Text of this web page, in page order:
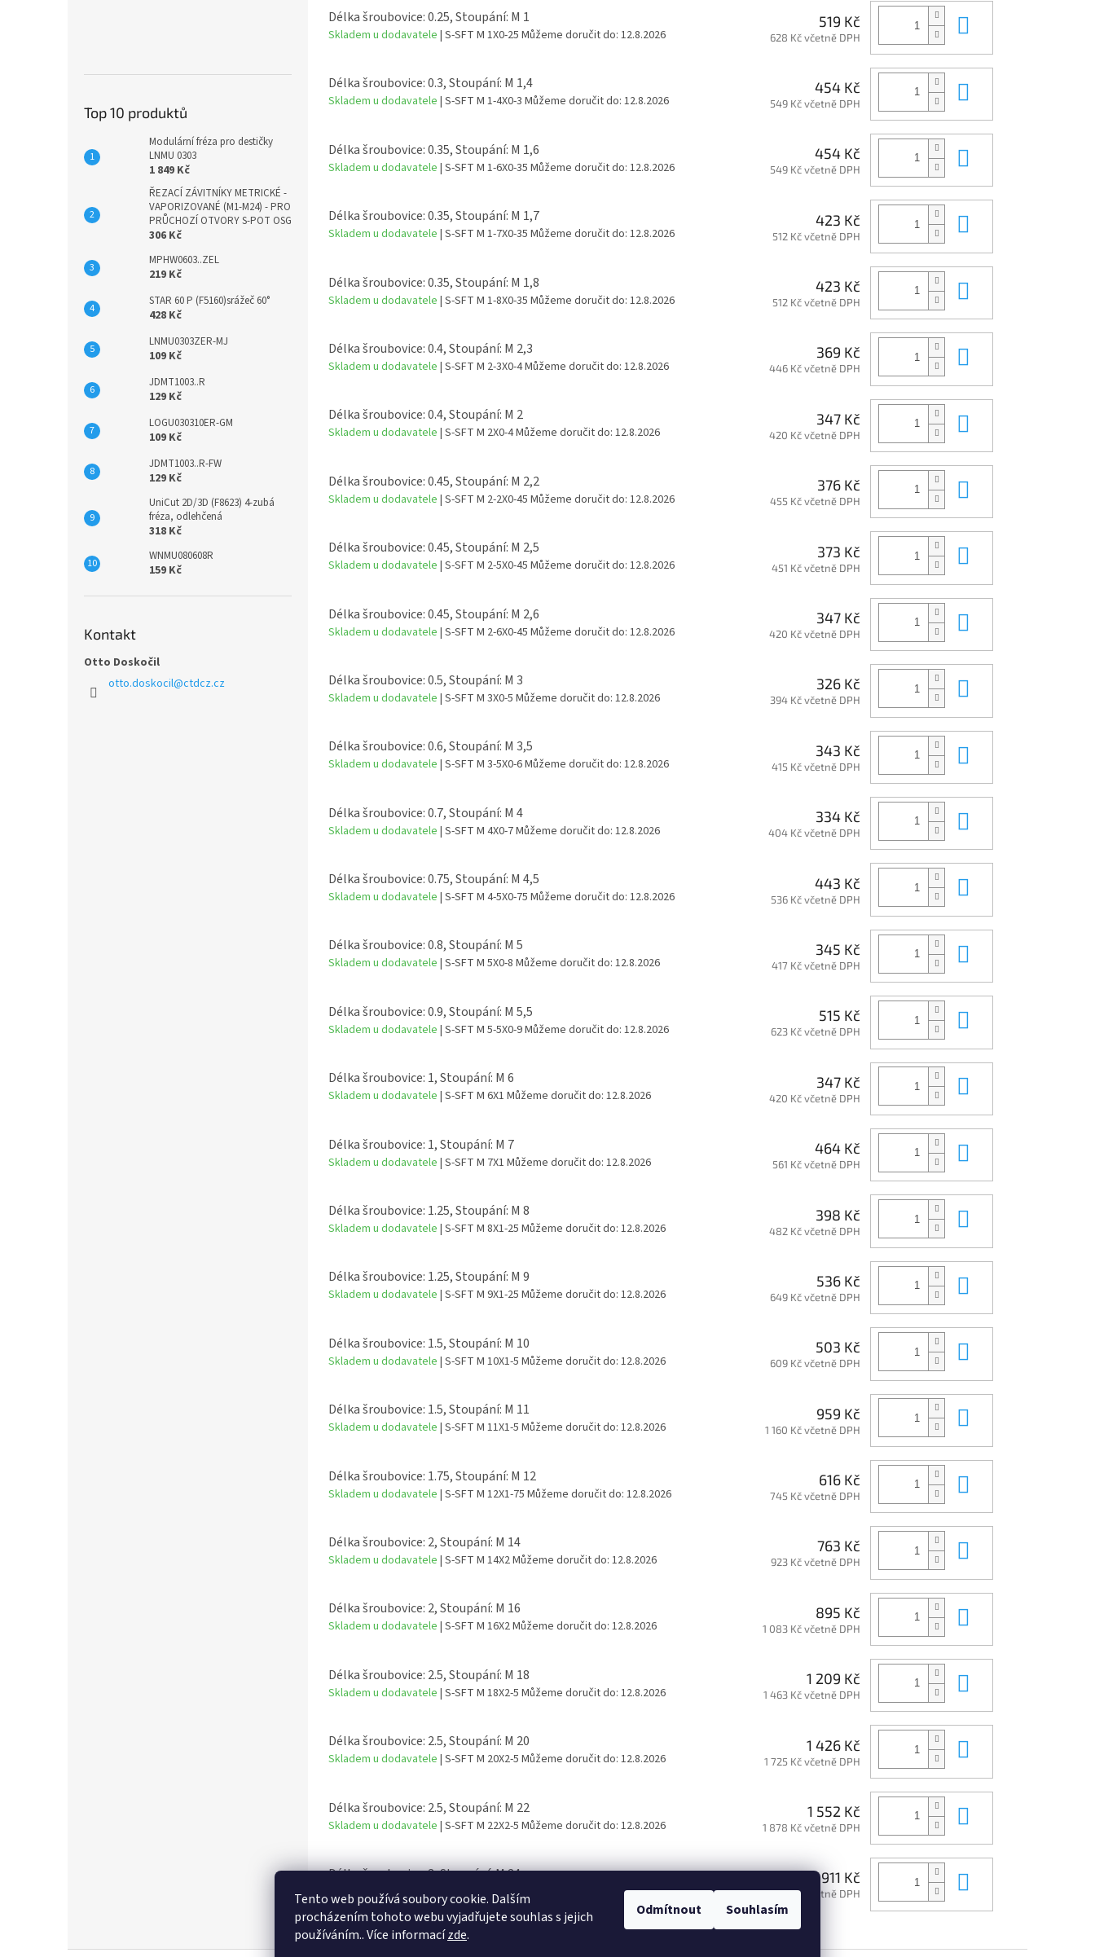
Tento web používá soubory cookie. Dalším
procházením tohoto webu vyjadřujete souhlas s jejich
používáním.. Více informacízde.
Odmítnout Souhlasím
Top 10 produktů
Modulární fréza pro destičky
LNMU 0303
1 849 Kč
ŘEZACÍ ZÁVITNÍKY METRICKÉ -
VAPORIZOVANÉ (M1-M24) - PRO
PRŮCHOZÍ OTVORY S-POT OSG
306 Kč
MPHW0603..ZEL
219 Kč
STAR 60 P (F5160)srážeč 60°
428 Kč
LNMU0303ZER-MJ
109 Kč
JDMT1003..R
129 Kč
LOGU030310ER-GM
109 Kč
JDMT1003..R-FW
129 Kč
UniCut 2D/3D (F8623) 4-zubá
fréza, odlehčená
318 Kč
WNMU080608R
159 Kč
Kontakt
Otto Doskočil
otto.doskocil@ctdcz.cz
Délka šroubovice: 0.25, Stoupání: M 1
Skladem u dodavatele | S-SFT M 1X0-25 Můžeme doručit do: 12.8.2026
519 Kč
628 Kč včetně DPH
Délka šroubovice: 0.3, Stoupání: M 1,4
Skladem u dodavatele | S-SFT M 1-4X0-3 Můžeme doručit do: 12.8.2026
454 Kč
549 Kč včetně DPH
Délka šroubovice: 0.35, Stoupání: M 1,6
Skladem u dodavatele | S-SFT M 1-6X0-35 Můžeme doručit do: 12.8.2026
454 Kč
549 Kč včetně DPH
Délka šroubovice: 0.35, Stoupání: M 1,7
Skladem u dodavatele | S-SFT M 1-7X0-35 Můžeme doručit do: 12.8.2026
423 Kč
512 Kč včetně DPH
Délka šroubovice: 0.35, Stoupání: M 1,8
Skladem u dodavatele | S-SFT M 1-8X0-35 Můžeme doručit do: 12.8.2026
423 Kč
512 Kč včetně DPH
Délka šroubovice: 0.4, Stoupání: M 2,3
Skladem u dodavatele | S-SFT M 2-3X0-4Můžeme doručit do: 12.8.2026
369 Kč
446 Kč včetně DPH
Délka šroubovice: 0.4, Stoupání: M 2
Skladem u dodavatele | S-SFT M 2X0-4Můžeme doručit do: 12.8.2026
347 Kč
420 Kč včetně DPH
Délka šroubovice: 0.45, Stoupání: M 2,2
Skladem u dodavatele | S-SFT M 2-2X0-45 Můžeme doručit do: 12.8.2026
376 Kč
455 Kč včetně DPH
Délka šroubovice: 0.45, Stoupání: M 2,5
Skladem u dodavatele | S-SFT M 2-5X0-45 Můžeme doručit do: 12.8.2026
373 Kč
451 Kč včetně DPH
Délka šroubovice: 0.45, Stoupání: M 2,6
Skladem u dodavatele | S-SFT M 2-6X0-45 Můžeme doručit do: 12.8.2026
347 Kč
420 Kč včetně DPH
Délka šroubovice: 0.5, Stoupání: M 3
Skladem u dodavatele | S-SFT M 3X0-5 Můžeme doručit do: 12.8.2026
326 Kč
394 Kč včetně DPH
Délka šroubovice: 0.6, Stoupání: M 3,5
Skladem u dodavatele | S-SFT M 3-5X0-6Můžeme doručit do: 12.8.2026
343 Kč
415 Kč včetně DPH
Délka šroubovice: 0.7, Stoupání: M 4
Skladem u dodavatele | S-SFT M 4X0-7Můžeme doručit do: 12.8.2026
334 Kč
404 Kč včetně DPH
Délka šroubovice: 0.75, Stoupání: M 4,5
Skladem u dodavatele | S-SFT M 4-5X0-75 Můžeme doručit do: 12.8.2026
443 Kč
536 Kč včetně DPH
Délka šroubovice: 0.8, Stoupání: M 5
Skladem u dodavatele | S-SFT M 5X0-8 Můžeme doručit do: 12.8.2026
345 Kč
417 Kč včetně DPH
Délka šroubovice: 0.9, Stoupání: M 5,5
Skladem u dodavatele | S-SFT M 5-5X0-9Můžeme doručit do: 12.8.2026
515 Kč
623 Kč včetně DPH
Délka šroubovice: 1, Stoupání: M 6
Skladem u dodavatele | S-SFT M 6X1 Můžeme doručit do: 12.8.2026
347 Kč
420 Kč včetně DPH
Délka šroubovice: 1, Stoupání: M 7
Skladem u dodavatele | S-SFT M 7X1 Můžeme doručit do: 12.8.2026
464 Kč
561 Kč včetně DPH
Délka šroubovice: 1.25, Stoupání: M 8
Skladem u dodavatele | S-SFT M 8X1-25 Můžeme doručit do: 12.8.2026
398 Kč
482 Kč včetně DPH
Délka šroubovice: 1.25, Stoupání: M 9
Skladem u dodavatele | S-SFT M 9X1-25 Můžeme doručit do: 12.8.2026
536 Kč
649 Kč včetně DPH
Délka šroubovice: 1.5, Stoupání: M 10
Skladem u dodavatele | S-SFT M 10X1-5 Můžeme doručit do: 12.8.2026
503 Kč
609 Kč včetně DPH
Délka šroubovice: 1.5, Stoupání: M 11
Skladem u dodavatele | S-SFT M 11X1-5 Můžeme doručit do: 12.8.2026
959 Kč
1 160 Kč včetně DPH
Délka šroubovice: 1.75, Stoupání: M 12
Skladem u dodavatele | S-SFT M 12X1-75 Můžeme doručit do: 12.8.2026
616 Kč
745 Kč včetně DPH
Délka šroubovice: 2, Stoupání: M 14
Skladem u dodavatele | S-SFT M 14X2Můžeme doručit do: 12.8.2026
763 Kč
923 Kč včetně DPH
Délka šroubovice: 2, Stoupání: M 16
Skladem u dodavatele | S-SFT M 16X2Můžeme doručit do: 12.8.2026
895 Kč
1 083 Kč včetně DPH
Délka šroubovice: 2.5, Stoupání: M 18
Skladem u dodavatele | S-SFT M 18X2-5 Můžeme doručit do: 12.8.2026
1 209 Kč
1 463 Kč včetně DPH
Délka šroubovice: 2.5, Stoupání: M 20
Skladem u dodavatele | S-SFT M 20X2-5 Můžeme doručit do: 12.8.2026
1 426 Kč
1 725 Kč včetně DPH
Délka šroubovice: 2.5, Stoupání: M 22
Skladem u dodavatele | S-SFT M 22X2-5 Můžeme doručit do: 12.8.2026
1 552 Kč
1 878 Kč včetně DPH
Délka šroubovice: 3, Stoupání: M 24
Skladem u dodavatele | S-SFT M 24X3Můžeme doručit do: 12.8.2026
1 911 Kč
2 312 Kč včetně DPH